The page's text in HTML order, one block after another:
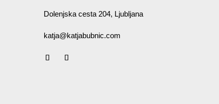
Dolenjska cesta 204, Ljubljana
katja@katjabubnic.com